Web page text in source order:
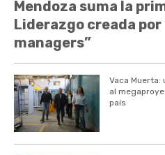
Mendoza suma la
Liderazgo creada por
managers”
Vaca Muerta:
al
país